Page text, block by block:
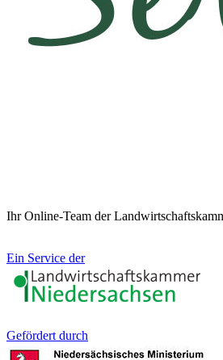
Ihr Online-Team der
Ein Service der
Gefördert durch